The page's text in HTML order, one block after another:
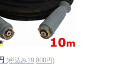
(税込み19,800円)